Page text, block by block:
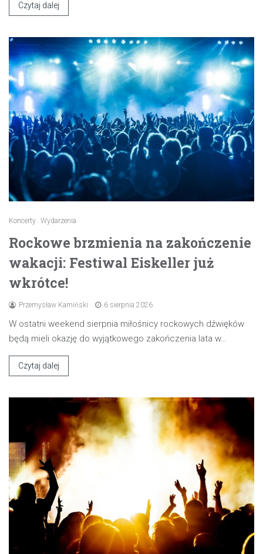
Czytaj dalej
Koncerty Wydarzenia
Rockowe brzmienia na zakończenie
wakacji: Festiwal Eiskeller już
wkrótce!
Przemysław Kamiński 6 sierpnia 2026
W ostatni weekend sierpnia miłośnicy rockowych dźwięków
będą mieli okazję do wyjątkowego zakończenia lata w…
Czytaj dalej